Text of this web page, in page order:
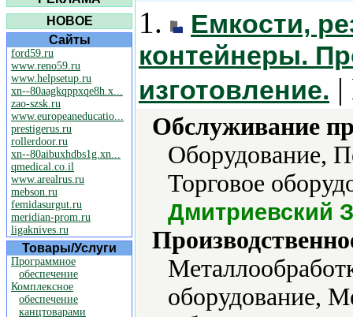
НОВОЕ
Сайты
ford59.ru
www.reno59.ru
www.helpsetup.ru
xn--80aagkqppxqe8h.x...
zao-szsk.ru
www.europeaneducatio...
prestigerus.ru
rollerdoor.ru
xn--80aibuxhdbs1g.xn...
qmedical.co.il
www.arealrus.ru
mebson.ru
femidasurgut.ru
meridian-prom.ru
ligaknives.ru
Товары/Услуги
Программное
обеспечение
Комплексное
обеспечение
канцтоварами
1.
Емкости,
контейнеры.
изготовление.
Обслуживание
Оборудование,
Торговое
Дмитриевский
оборудование,